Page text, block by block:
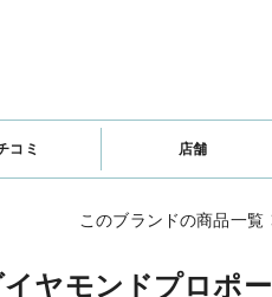
コミ 店舗
このブランドの商品一覧
イヤモンドプロポー